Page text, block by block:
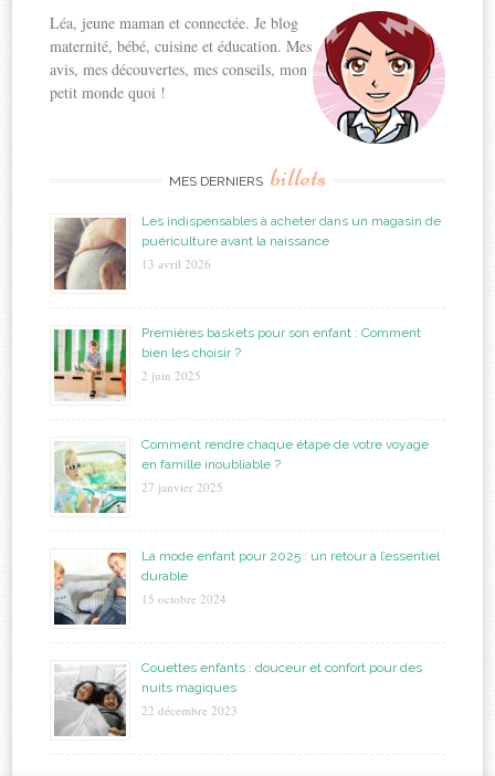
Léa, jeune maman et connectée. Je blog
maternité, bébé, cuisine et éducation. Mes
avis, mes découvertes, mes conseils, mon
petit monde quoi !
MES DERNIERS billets
Les indispensables à acheter dans un magasin de
puériculture avant la naissance
13 avril 2026
Premières baskets pour son enfant : Comment
bien les choisir ?
2 juin 2025
Comment rendre chaque étape de votre voyage
en famille inoubliable ?
27 janvier 2025
La mode enfant pour 2025 : un retour à l’essentiel
durable
15 octobre 2024
Couettes enfants : douceur et confort pour des
nuits magiques
22 décembre 2023